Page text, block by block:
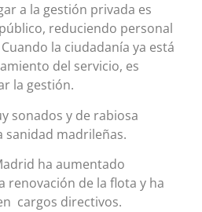
a la gestión privada es
reduciendo personal
la ciudadanía ya está
del servicio, es
la gestión.
sonados y de rabiosa
sanidad madrileñas.
ha aumentado
renovación de la flota y ha
cargos directivos.